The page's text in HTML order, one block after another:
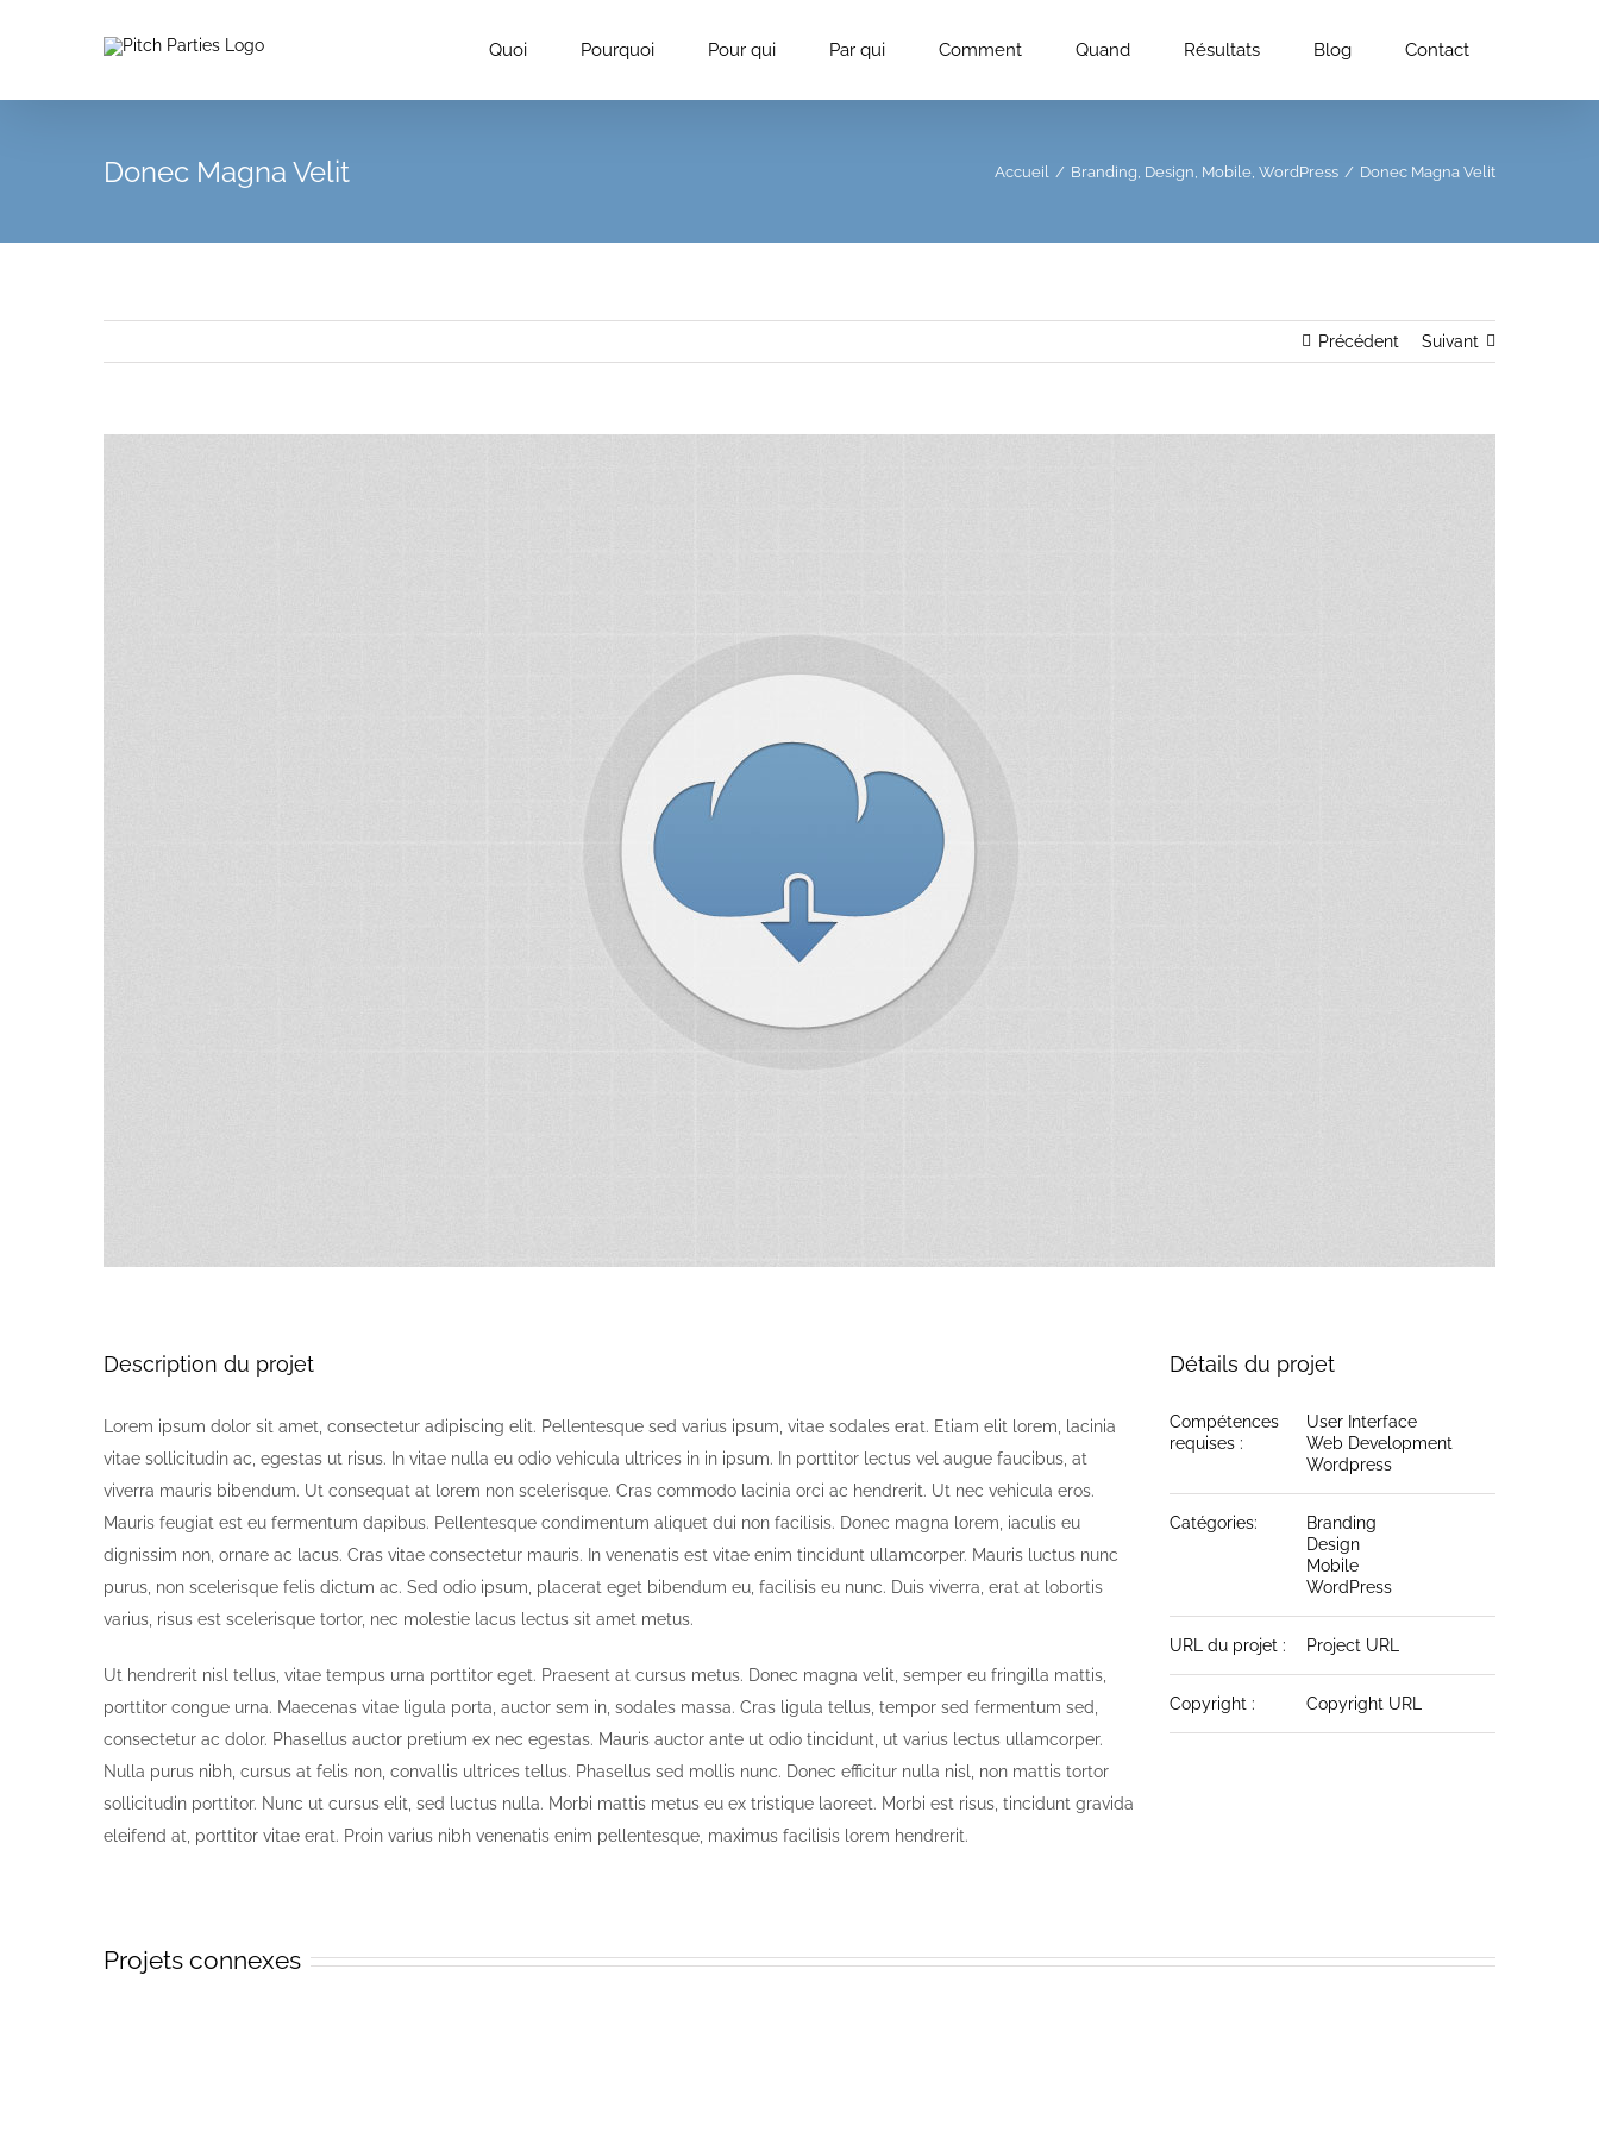
Quoi Pourquoi Pour qui Par qui Comment Quand Résultats Blog Contact
Donec Magna Velit Accueil / Branding Design Mobile WordPress / Donec Magna Velit
Précédent Suivant
Description du projet
Lorem ipsum dolor sit amet, consectetur adipiscing elit. Pellentesque sed varius ipsum, vitae sodales erat. Etiam elit lorem, lacinia
vitae sollicitudin ac, egestas ut risus. In vitae nulla eu odio vehicula ultrices in in ipsum. In porttitor lectus vel augue faucibus, at
viverra mauris bibendum. Ut consequat at lorem non scelerisque. Cras commodo lacinia orci ac hendrerit. Ut nec vehicula eros.
Mauris feugiat est eu fermentum dapibus. Pellentesque condimentum aliquet dui non facilisis. Donec magna lorem, iaculis eu
dignissim non, ornare ac lacus. Cras vitae consectetur mauris. In venenatis est vitae enim tincidunt ullamcorper. Mauris luctus nunc
purus, non scelerisque felis dictum ac. Sed odio ipsum, placerat eget bibendum eu, facilisis eu nunc. Duis viverra, erat at lobortis
varius, risus est scelerisque tortor, nec molestie lacus lectus sit amet metus.
Ut hendrerit nisl tellus, vitae tempus urna porttitor eget. Praesent at cursus metus. Donec magna velit, semper eu fringilla mattis,
porttitor congue urna. Maecenas vitae ligula porta, auctor sem in, sodales massa. Cras ligula tellus, tempor sed fermentum sed,
consectetur ac dolor. Phasellus auctor pretium ex nec egestas. Mauris auctor ante ut odio tincidunt, ut varius lectus ullamcorper.
Nulla purus nibh, cursus at felis non, convallis ultrices tellus. Phasellus sed mollis nunc. Donec efficitur nulla nisl, non mattis tortor
sollicitudin porttitor. Nunc ut cursus elit, sed luctus nulla. Morbi mattis metus eu ex tristique laoreet. Morbi est risus, tincidunt gravida
eleifend at, porttitor vitae erat. Proin varius nibh venenatis enim pellentesque, maximus facilisis lorem hendrerit.
Détails du projet
Compétences
requises :
User Interface
Web Development
Wordpress
Catégories:
Branding
Design
Mobile
WordPress
URL du projet : Project URL
Copyright : Copyright URL
Projets connexes